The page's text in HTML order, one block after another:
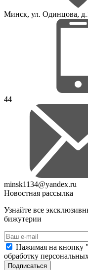
Минск, ул. Одинцова,
44
minsk1134@yandex.ru
Новостная рассылка
Узнайте все
бижутерии
Нажимая на кнопку
обработку
Подписаться